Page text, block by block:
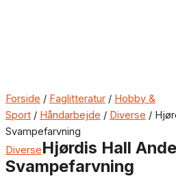
Forside / Faglitteratur / Hobby &
Sport / Håndarbejde / Diverse /
Svampefarvning
DiverseHjørdis Hall
Svampefarvning